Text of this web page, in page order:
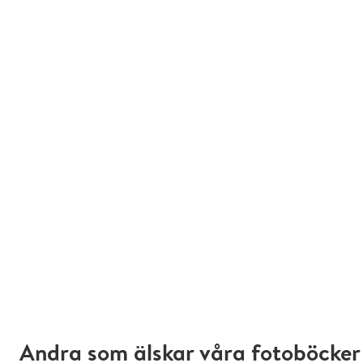
Andra som älskar våra fotoböcker